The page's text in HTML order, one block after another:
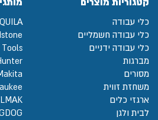
כלי עבודה
כלי עבודה חשמליים
כלי עבודה ידניים
מברגות
מסורים
משחזת זווית
ארגזי כלים
לבית ולגן